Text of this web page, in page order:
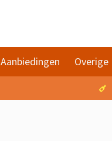
Aanbiedingen Overige